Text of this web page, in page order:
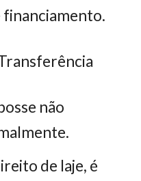
não
de laje, é